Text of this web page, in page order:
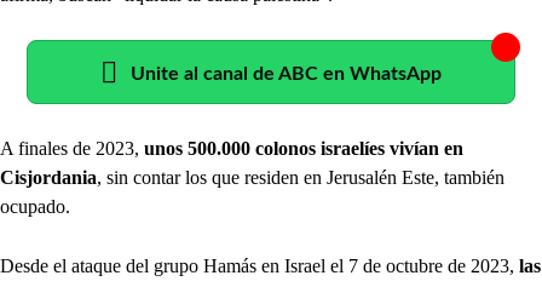
Unite al canal de ABC en WhatsApp
A finales de 2023, unos 500.000 colonos israelíes vivían en
Cisjordania, sin contar los que residen en Jerusalén Este, también
ocupado.
Desde el ataque del grupo Hamás en Israel el 7 de octubre de 2023, las